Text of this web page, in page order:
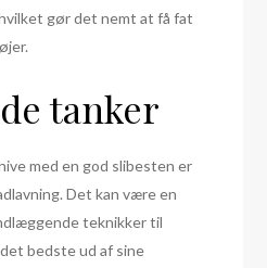
gør det nemt at få fat
tanker
med en god slibesten er
Det kan være en
teknikker til
bedste ud af sine